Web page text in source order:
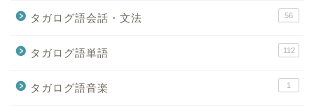
タガログ語会話・文法 56
タガログ語単語 112
タガログ語音楽 1